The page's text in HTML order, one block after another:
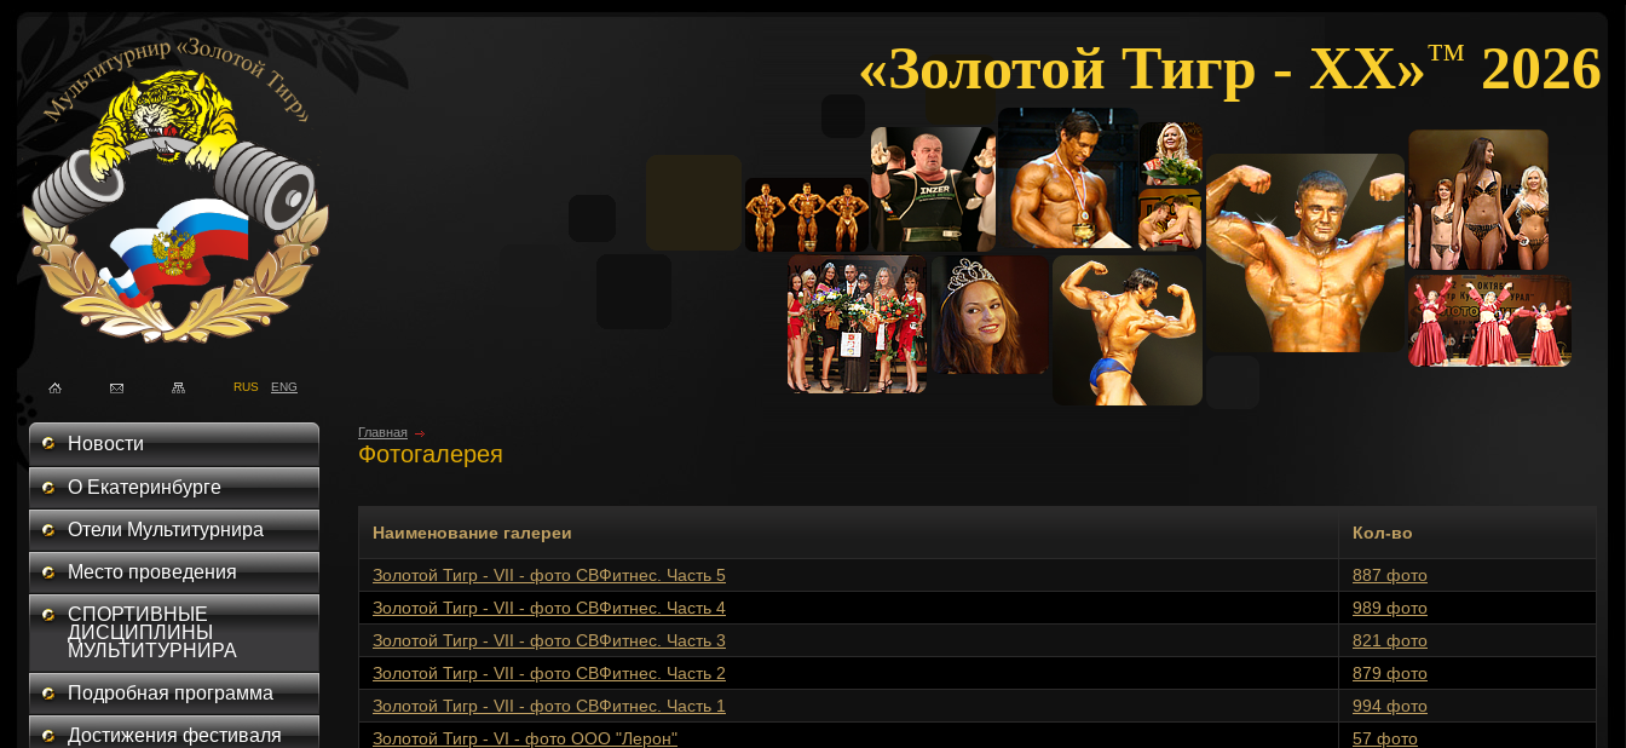
«Золотой Тигр - XX»™ 2026
RUS ENG
Новости
О Екатеринбурге
Отели Мультитурнира
Место проведения
СПОРТИВНЫЕ
ДИСЦИПЛИНЫ
МУЛЬТИТУРНИРА
Подробная программа
Достижения фестиваля
Главная
Фотогалерея
Наименование галереи Кол-во
Золотой Тигр - VII - фото СВФитнес. Часть 5
887 фото
Золотой Тигр - VII - фото СВФитнес. Часть 4
989 фото
Золотой Тигр - VII - фото СВФитнес. Часть 3
821 фото
Золотой Тигр - VII - фото СВФитнес. Часть 2
879 фото
Золотой Тигр - VII - фото СВФитнес. Часть 1
994 фото
Золотой Тигр - VI - фото ООО "Лерон"
57 фото